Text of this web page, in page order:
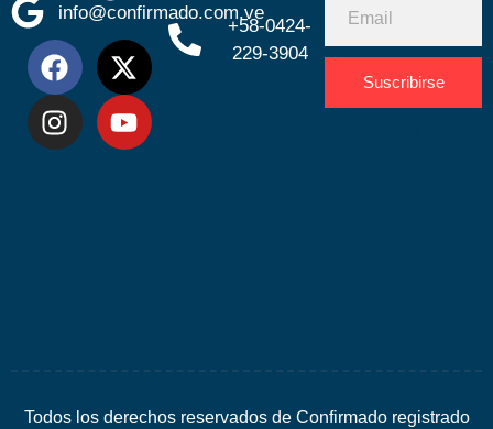
info@confirmado.com.ve
+58-0424-
229-3904
Suscribirse
Todos los derechos reservados de Confirmado registrado